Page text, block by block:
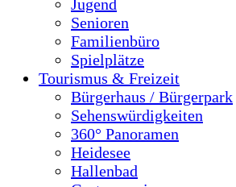
Jugend
Senioren
Familienbüro
Spielplätze
Tourismus & Freizeit
Bürgerhaus / Bürgerpark
Sehenswürdigkeiten
360° Panoramen
Heidesee
Hallenbad